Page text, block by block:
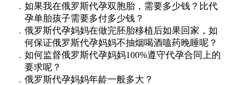
如果我在俄罗斯代孕双胞胎，需要多少钱？比代
孕单胎孩子需要多付多少钱？
俄罗斯代孕妈妈在做完胚胎移植后如果回家，如
何保证俄罗斯代孕妈妈不抽烟喝酒嗑药晚睡呢？
如何监督俄罗斯代孕妈妈100%遵守代孕合同上的
要求呢？
俄罗斯代孕妈妈年龄一般多大？